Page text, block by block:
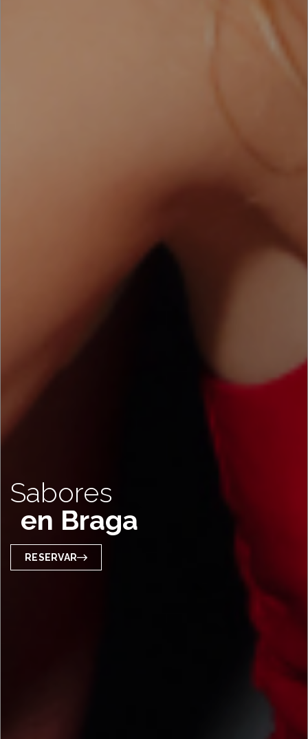
Sabores
en Braga
RESERVAR